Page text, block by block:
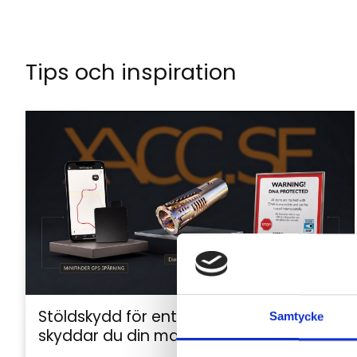
Samtycke
Tips och inspiration
Stöldskydd för entreprenadmaskiner: så
skyddar du din maskin och utrustning